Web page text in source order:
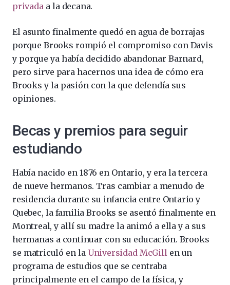
privada a la decana.
El asunto finalmente quedó en agua de borrajas
porque Brooks rompió el compromiso con Davis
y porque ya había decidido abandonar Barnard,
pero sirve para hacernos una idea de cómo era
Brooks y la pasión con la que defendía sus
opiniones.
Becas y premios para seguir
estudiando
Había nacido en 1876 en Ontario, y era la tercera
de nueve hermanos. Tras cambiar a menudo de
residencia durante su infancia entre Ontario y
Quebec, la familia Brooks se asentó finalmente en
Montreal, y allí su madre la animó a ella y a sus
hermanas a continuar con su educación. Brooks
se matriculó en la Universidad McGill en un
programa de estudios que se centraba
principalmente en el campo de la física, y